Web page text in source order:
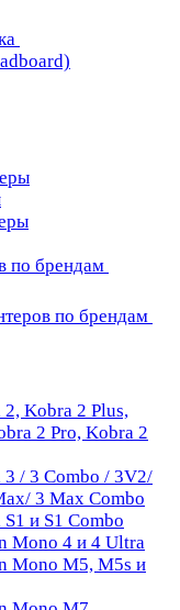
по брендам
по брендам
Kobra 2 Plus,
2 Pro, Kobra 2
/ 3 Combo / 3V2/
3 Max Combo
и S1 Combo
Mono 4 и 4 Ultra
Mono M5, M5s и